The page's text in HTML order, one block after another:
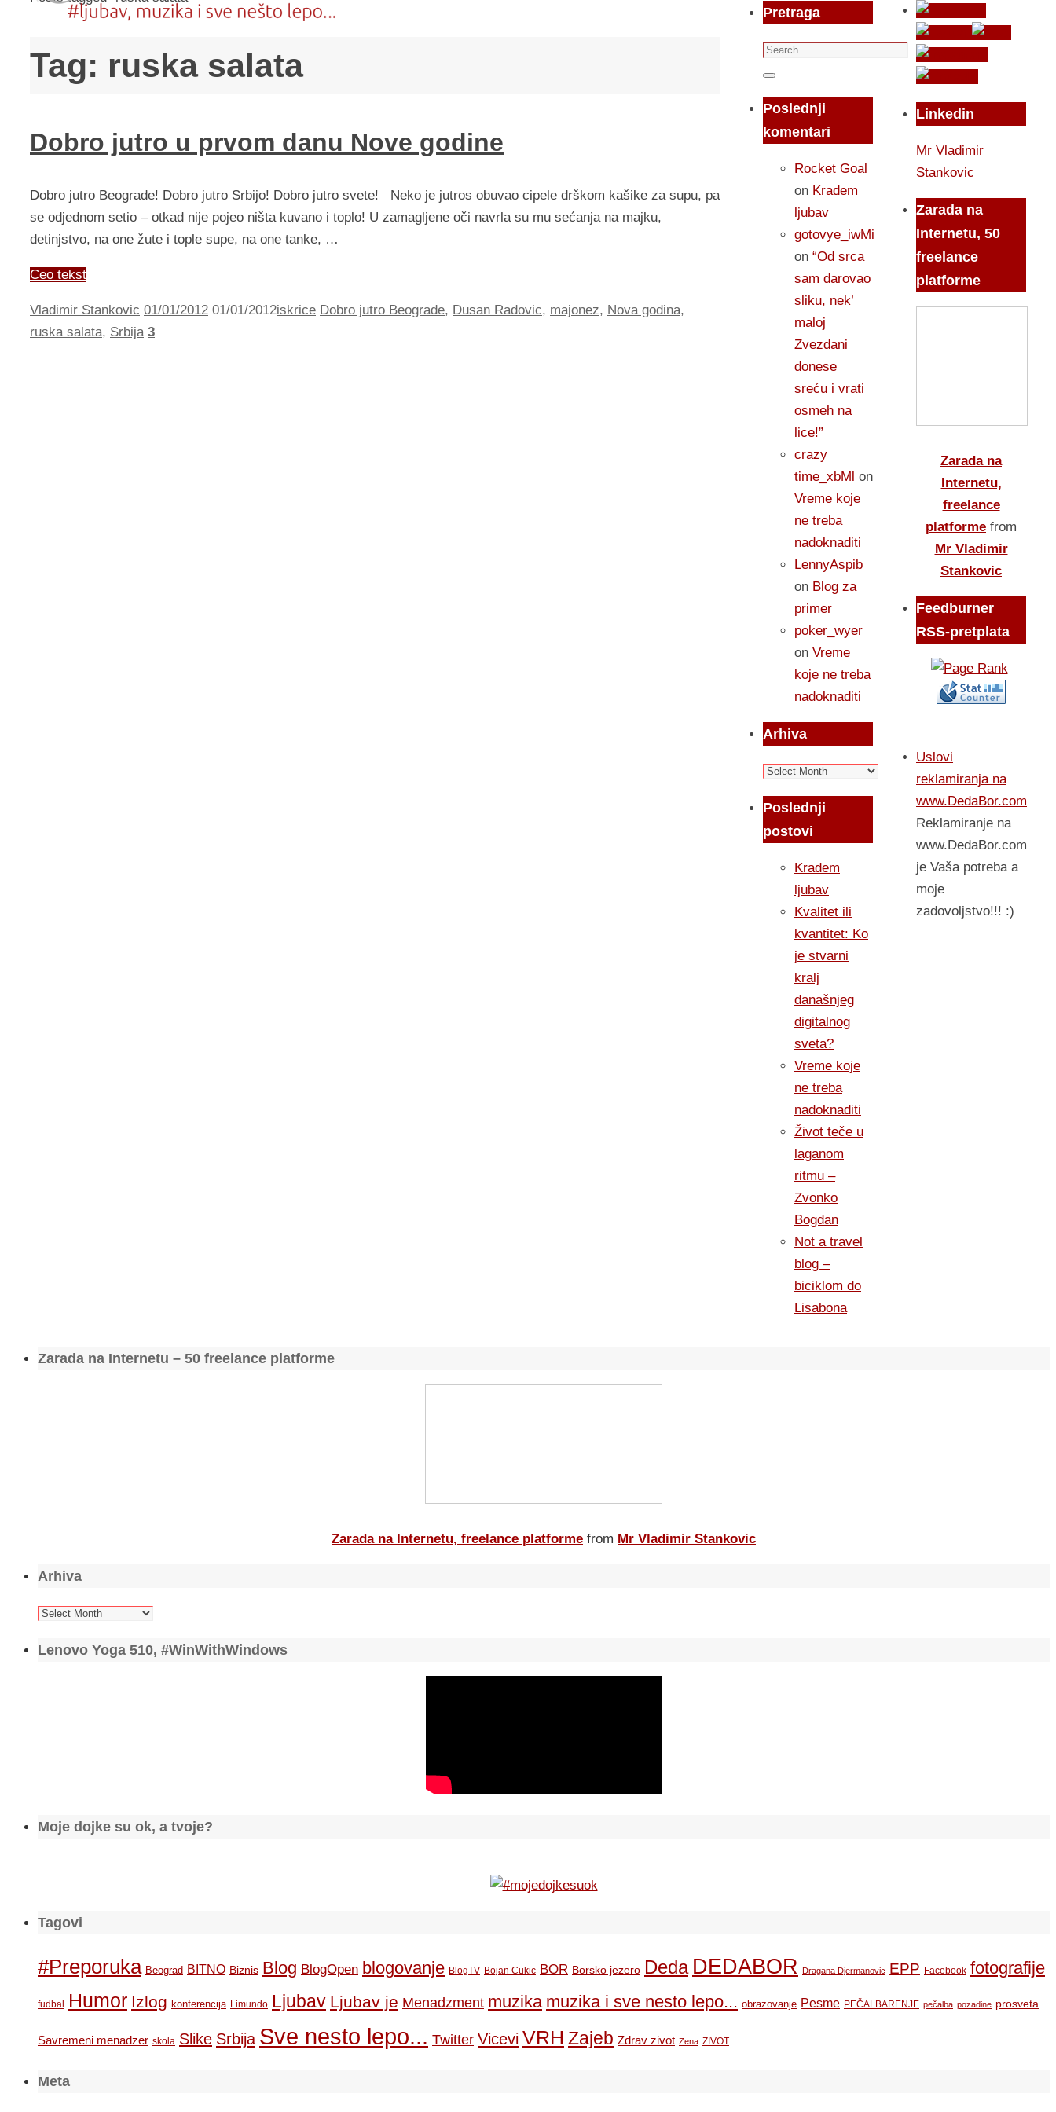
Tag: ruska salata
Dobro jutro u prvom danu Nove godine
Dobro jutro Beograde! Dobro jutro Srbijo! Dobro jutro svete! Neko je jutros obuvao cipele drškom kašike za supu, pa
se odjednom setio – otkad nije pojeo ništa kuvano i toplo! U zamagljene oči navrla su mu sećanja na majku,
detinjstvo, na one žute i tople supe, na one tanke, …
Ceo tekst
Vladimir Stankovic 01/01/2012 01/01/2012iskrice Dobro jutro Beograde, Dusan Radovic, majonez, Nova godina,
ruska salata, Srbija 3
Pretraga
Search
for:
Search
Poslednji
komentari
Rocket Goal
on Kradem
ljubav
gotovye_iwMi
on “Od srca
sam darovao
sliku, nek’
maloj
Zvezdani
donese
sreću i vrati
osmeh na
lice!”
crazy
time_xbMl on
Vreme koje
ne treba
nadoknaditi
LennyAspib
on Blog za
primer
poker_wyer
on Vreme
koje ne treba
nadoknaditi
Arhiva
Arhiva
Poslednji
postovi
Kradem
ljubav
Kvalitet ili
kvantitet: Ko
je stvarni
kralj
današnjeg
digitalnog
sveta?
Vreme koje
ne treba
nadoknaditi
Život teče u
laganom
ritmu –
Zvonko
Bogdan
Not a travel
blog –
biciklom do
Lisabona
Linkedin
Mr Vladimir
Stankovic
Zarada na
Internetu, 50
freelance
platforme
Zarada na
Internetu,
freelance
platforme from
Mr Vladimir
Stankovic
Feedburner
RSS-pretplata
Uslovi
reklamiranja na
www.DedaBor.com
Reklamiranje na
www.DedaBor.com
je Vaša potreba a
moje
zadovoljstvo!!! :)
Zarada na Internetu – 50 freelance platforme
Zarada na Internetu, freelance platforme from Mr Vladimir Stankovic
Arhiva
Arhiva
Lenovo Yoga 510, #WinWithWindows
Moje dojke su ok, a tvoje?
Tagovi
#Preporuka Beograd BITNO Biznis Blog BlogOpen blogovanje BlogTV Bojan Cukic BOR Borsko jezero Deda DEDABOR Dragana Djermanovic EPP Facebook fotografije
fudbal Humor Izlog konferencija Limundo Ljubav Ljubav je Menadzment muzika muzika i sve nesto lepo... obrazovanje Pesme PEČALBARENJE pečalba pozadine prosveta
Savremeni menadzer skola Slike Srbija Sve nesto lepo... Twitter Vicevi VRH Zajeb Zdrav zivot Zena ZIVOT
Meta